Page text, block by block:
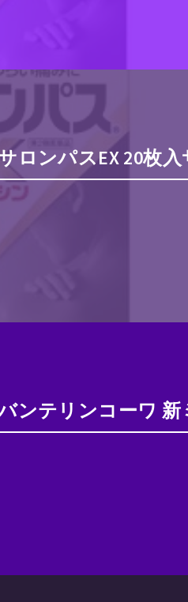
サロンパスEX 20
バンテリンコーワ